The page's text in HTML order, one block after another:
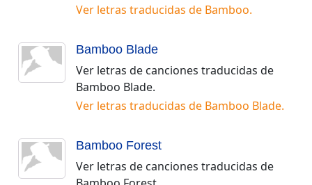
Ver letras traducidas de Bamboo.
Bamboo Blade
Ver letras de canciones traducidas de
Bamboo Blade.
Ver letras traducidas de Bamboo Blade.
Bamboo Forest
Ver letras de canciones traducidas de